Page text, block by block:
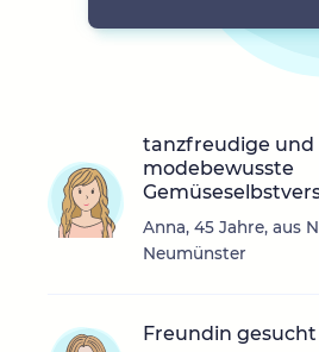
tanzfreudige und
modebewusste
Anna, 45 Jahre, aus
Neumünster
Freundin gesucht